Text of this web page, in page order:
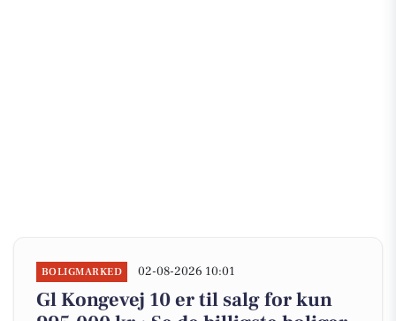
BOLIGMARKED 02-08-2026 10:01
Gl Kongevej 10 er til salg for kun